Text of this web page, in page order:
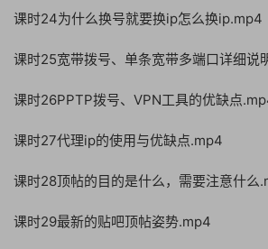
课时24为什么换号就要换ip怎么换ip.mp4
课时25宽带拨号、单条宽带多端口详细说
课时26PPTP拨号、VPN工具的优缺点
课时27代理ip的使用与优缺点.mp4
课时28顶帖的目的是什么，需要注意什么
课时29最新的贴吧顶帖姿势.mp4